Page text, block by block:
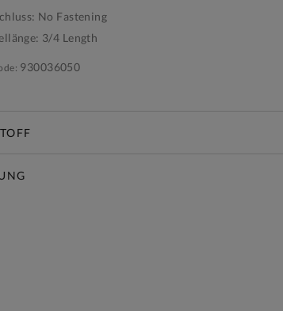
No Fastening
3/4 Length
930036050